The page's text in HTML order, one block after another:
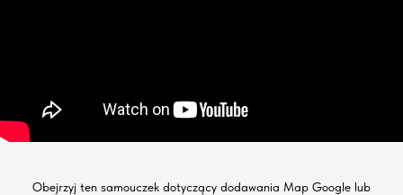
Obejrzyj ten samouczek dotyczący dodawania Map Google lub